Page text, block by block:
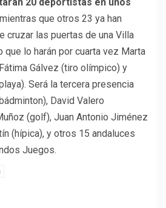
que otros 23 ya han
cruzar las puertas de una Villa
que lo harán por cuarta vez Marta
Gálvez (tiro olímpico) y
Será la tercera presencia
David Valero
(golf), Juan Antonio Jiménez
(hípica), y otros 15 andaluces
Juegos.